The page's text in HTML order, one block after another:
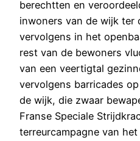
berechtten en
inwoners van de wijk ter
vervolgens in het
rest van de bewoners
van een veertigtal
vervolgens barricades
de wijk, die zwaar
Franse Speciale
terreurcampagne van